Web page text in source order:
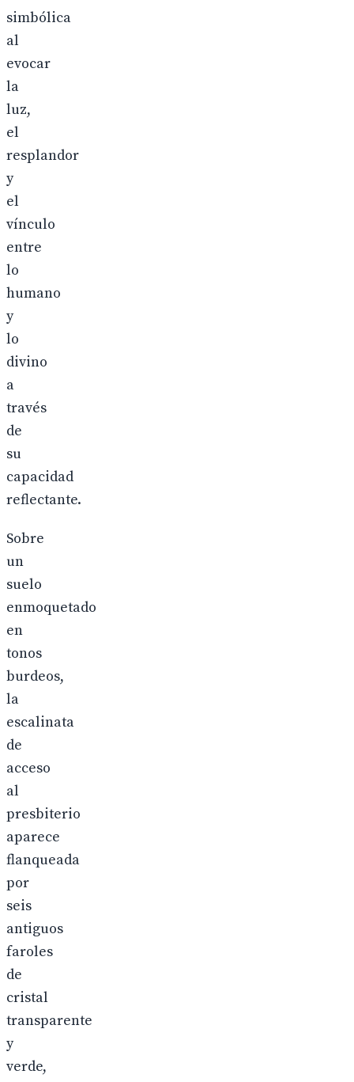
simbólica
al
evocar
la
luz,
el
resplandor
y
el
vínculo
entre
lo
humano
y
lo
divino
a
través
de
su
capacidad
reflectante.
Sobre
un
suelo
enmoquetado
en
tonos
burdeos,
la
escalinata
de
acceso
al
presbiterio
aparece
flanqueada
por
seis
antiguos
faroles
de
cristal
transparente
y
verde,